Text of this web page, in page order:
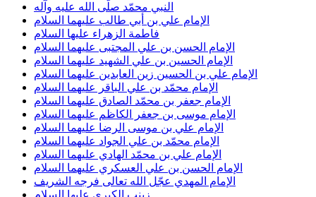
النبي محمّد صلّى الله عليه وآله
الإمام علي بن أبي طالب عليهما السلام
فاطمة الزهراء عليها السلام
الإمام الحسن بن علي المجتبى عليهما السلام
الإمام الحسين بن علي الشهيد عليهما السلام
الإمام علي بن الحسين زين العابدين عليهما السلام
الإمام محمّد بن علي الباقر عليهما السلام
الإمام جعفر بن محمّد الصادق عليهما السلام
الإمام موسى بن جعفر الكاظم عليهما السلام
الإمام علي بن موسى الرضا عليهما السلام
الإمام محمّد بن علي الجواد عليهما السلام
الإمام علي بن محمّد الهادي عليهما السلام
الإمام الحسن بن علي العسكري عليهما السلام
الإمام المهدي عجّل الله تعالى فرجه الشريف